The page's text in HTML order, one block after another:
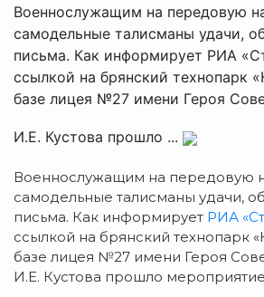
Военнослужащим на передовую
самодельные талисманы удачи,
письма. Как информирует РИА
ссылкой на брянский технопарк
базе лицея №27 имени Героя
И.Е. Кустова прошло ...
Военнослужащим на передовую
самодельные талисманы удачи,
письма. Как информирует РИА
ссылкой на брянский технопарк
базе лицея №27 имени Героя
И.Е. Кустова прошло